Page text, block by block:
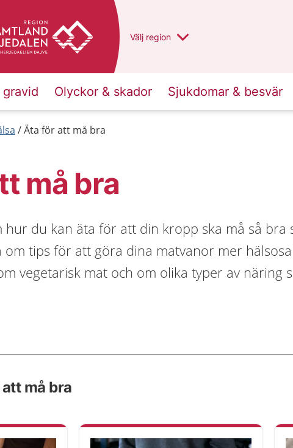
Du har valt region
Välj en annan
region
gravid Olyckor & skador Sjukdomar & besvär
Äta för att må bra
må bra
hur du kan äta för att din kropp ska må så bra
om tips för att göra dina matvanor mer
vegetarisk mat och om olika typer av näring
må bra